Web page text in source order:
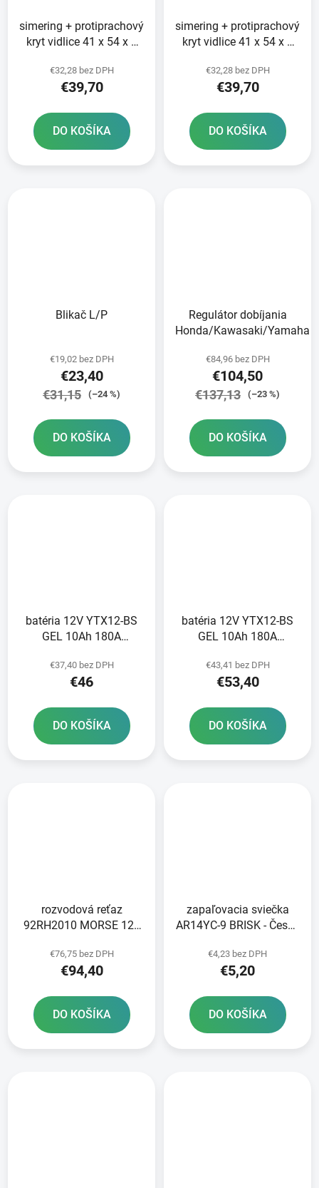
simering + protiprachový
kryt vidlice 41 x 54 x 9
€32,28 bez DPH
€39,70
DO KOŠÍKA
simering + protiprachový
kryt vidlice 41 x 54 x 9
€32,28 bez DPH
€39,70
DO KOŠÍKA
Blikač L/P
€19,02 bez DPH
€23,40
€31,15 (–24 %)
DO KOŠÍKA
Regulátor dobíjania
Honda/Kawasaki/Yamaha
€84,96 bez DPH
€104,50
€137,13 (–23 %)
DO KOŠÍKA
batéria 12V YTX12-BS
GEL 10Ah 180A
technológia 150x87x130
A-TECH aktivovaná z
€37,40 bez DPH
€46
DO KOŠÍKA
batéria 12V YTX12-BS
GEL 10Ah 180A
technológia 150x87x130
FULBAT aktivovaná vo
€43,41 bez DPH
€53,40
DO KOŠÍKA
rozvodová reťaz
92RH2010 MORSE 124
€76,75 bez DPH
€94,40
DO KOŠÍKA
zapaľovacia sviečka
AR14YC-9 BRISK - Česká
€4,23 bez DPH
€5,20
DO KOŠÍKA